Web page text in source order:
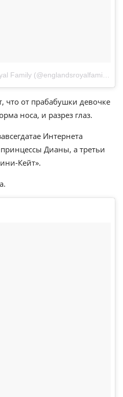
что от прабабушки девочке
носа, и разрез глаз.
Интернета
Дианы, а третьи
Кейт».